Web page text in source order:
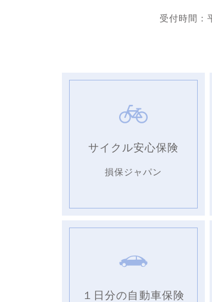
受付時間：
サイクル安心保険
損保ジャパン
１日分の自動車保険